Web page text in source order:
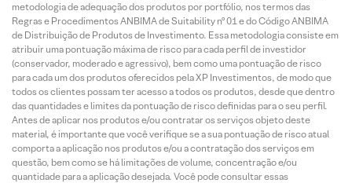
metodologia de adequação dos produtos por portfólio, nos termos das
Regras e Procedimentos ANBIMA de Suitability nº 01 e do Código ANBIMA
de Distribuição de Produtos de Investimento. Essa metodologia consiste em
atribuir uma pontuação máxima de risco para cada perfil de investidor
(conservador, moderado e agressivo), bem como uma pontuação de risco
para cada um dos produtos oferecidos pela XP Investimentos, de modo que
todos os clientes possam ter acesso a todos os produtos, desde que dentro
das quantidades e limites da pontuação de risco definidas para o seu perfil.
Antes de aplicar nos produtos e/ou contratar os serviços objeto deste
material, é importante que você verifique se a sua pontuação de risco atual
comporta a aplicação nos produtos e/ou a contratação dos serviços em
questão, bem como se há limitações de volume, concentração e/ou
quantidade para a aplicação desejada. Você pode consultar essas